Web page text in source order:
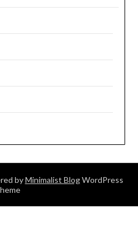
byMinimalist BlogWordPress